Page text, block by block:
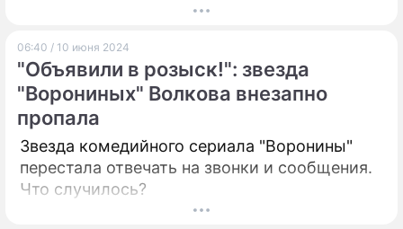
внимание, пробуждает любопытство, зовет
06:40 / 10 июня 2024
"Объявили в розыск!": звезда
"Ворониных" Волкова внезапно
пропала
Звезда комедийного сериала "Воронины"
перестала отвечать на звонки и сообщения.
Что случилось?